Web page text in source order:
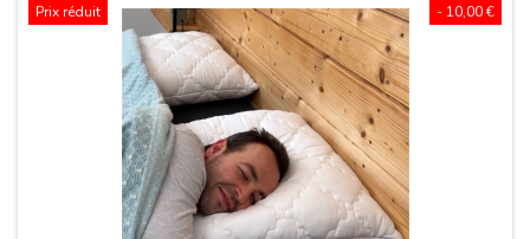
- 10,00 €
Prix réduit